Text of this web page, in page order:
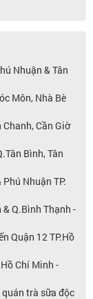
Nhuận & Tân
Môn, Nhà Bè
Cần Giờ
Bình, Tân
Nhuận TP.
Q.Bình Thạnh -
Quận 12 TP.Hồ
Chí Minh -
trà sữa độc